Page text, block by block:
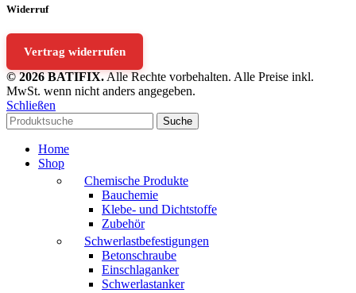
Widerruf
Vertrag widerrufen
© 2026 BATIFIX.Alle Rechte vorbehalten. Alle Preise inkl.
MwSt. wenn nicht anders angegeben.
Schließen
Suche
Home
Shop
Chemische Produkte
Bauchemie
Klebe- und Dichtstoffe
Zubehör
Schwerlastbefestigungen
Betonschraube
Einschlaganker
Schwerlastanker